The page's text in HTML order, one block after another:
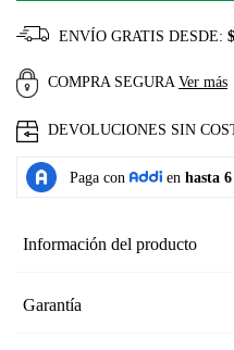
ENVÍO GRATIS DESDE:
COMPRA SEGURA Ver más
DEVOLUCIONES SIN
Información del producto
Garantía